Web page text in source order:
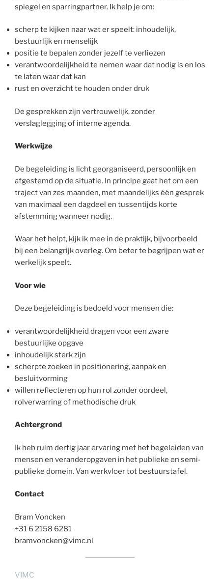
spiegel en sparringpartner. Ik help je om:
scherp te kijken naar wat er speelt: inhoudelijk,
bestuurlijk en menselijk
positie te bepalen zonder jezelf te verliezen
verantwoordelijkheid te nemen waar dat nodig is en los
te laten waar dat kan
rust en overzicht te houden onder druk
De gesprekken zijn vertrouwelijk, zonder
verslaglegging of interne agenda.
Werkwijze
De begeleiding is licht georganiseerd, persoonlijk en
afgestemd op de situatie. In principe gaat het om een
traject van zes maanden, met maandelijks één gesprek
van maximaal een dagdeel en tussentijds korte
afstemming wanneer nodig.
Waar het helpt, kijk ik mee in de praktijk, bijvoorbeeld
bij een belangrijk overleg. Om beter te begrijpen wat er
werkelijk speelt.
Voor wie
Deze begeleiding is bedoeld voor mensen die:
verantwoordelijkheid dragen voor een zware
bestuurlijke opgave
inhoudelijk sterk zijn
scherpte zoeken in positionering, aanpak en
besluitvorming
willen reflecteren op hun rol zonder oordeel,
rolverwarring of methodische druk
Achtergrond
Ik heb ruim dertig jaar ervaring met het begeleiden van
mensen en veranderopgaven in het publieke en semi-
publieke domein. Van werkvloer tot bestuurstafel.
Contact
Bram Voncken
+31 6 2158 6281
bramvoncken@vimc.nl
VIMC